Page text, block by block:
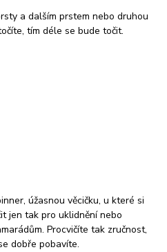
a dalším prstem nebo druhou
tím déle se bude točit.
úžasnou věcičku, u které si
jen tak pro uklidnění nebo
Procvičíte tak zručnost,
dobře pobavíte.